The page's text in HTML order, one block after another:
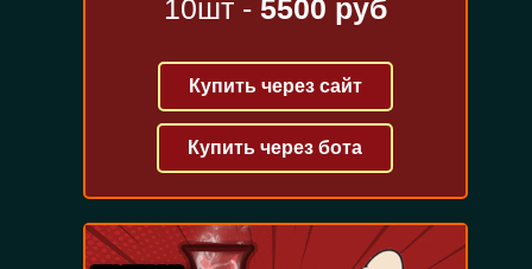
10шт - 5500 руб
Купить через сайт
Купить через бота